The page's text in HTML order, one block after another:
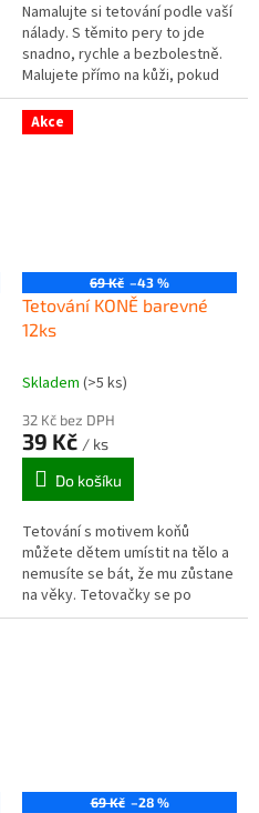
Namalujte si tetování podle vaší
nálady. S těmito pery to jde
snadno, rychle a bezbolestně.
Malujete přímo na kůži, pokud
se Vám obrázek nelíbí, ihned ho
umyjte- voda a mýdlo...
Akce
69 Kč –43 %
Tetování KONĚ barevné
12ks
Skladem (>5 ks)
32 Kč bez DPH
39 Kč / ks
Do košíku
Tetování s motivem koňů
můžete dětem umístit na tělo a
nemusíte se bát, že mu zůstane
na věky. Tetovačky se po
nějaké době začnou postupně
69 Kč –28 %